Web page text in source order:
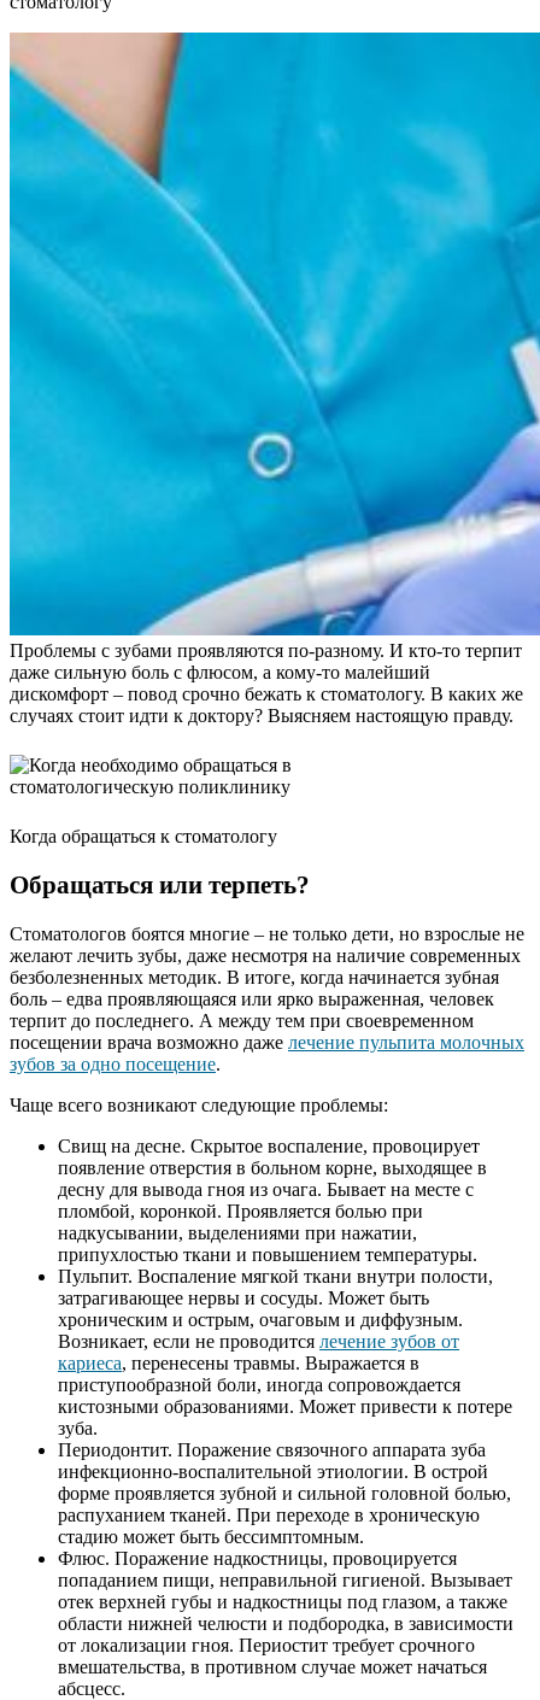
Проблемы с зубами проявляются по-разному. И кто-то терпит
даже сильную боль с флюсом, а кому-то малейший
дискомфорт – повод срочно бежать к стоматологу. В каких же
случаях стоит идти к доктору? Выясняем настоящую правду.
Когда обращаться к стоматологу
Обращаться или терпеть?
Стоматологов боятся многие – не только дети, но взрослые не
желают лечить зубы, даже несмотря на наличие современных
безболезненных методик. В итоге, когда начинается зубная
боль – едва проявляющаяся или ярко выраженная, человек
терпит до последнего. А между тем при своевременном
посещении врача возможно даже лечение пульпита молочных
зубов за одно посещение.
Чаще всего возникают следующие проблемы:
Свищ на десне. Скрытое воспаление, провоцирует
появление отверстия в больном корне, выходящее в
десну для вывода гноя из очага. Бывает на месте с
пломбой, коронкой. Проявляется болью при
надкусывании, выделениями при нажатии,
припухлостью ткани и повышением температуры.
Пульпит. Воспаление мягкой ткани внутри полости,
затрагивающее нервы и сосуды. Может быть
хроническим и острым, очаговым и диффузным.
Возникает, если не проводится лечение зубов от
кариеса, перенесены травмы. Выражается в
приступообразной боли, иногда сопровождается
кистозными образованиями. Может привести к потере
зуба.
Периодонтит. Поражение связочного аппарата зуба
инфекционно-воспалительной этиологии. В острой
форме проявляется зубной и сильной головной болью,
распуханием тканей. При переходе в хроническую
стадию может быть бессимптомным.
Флюс. Поражение надкостницы, провоцируется
попаданием пищи, неправильной гигиеной. Вызывает
отек верхней губы и надкостницы под глазом, а также
области нижней челюсти и подбородка, в зависимости
от локализации гноя. Периостит требует срочного
вмешательства, в противном случае может начаться
абсцесс.